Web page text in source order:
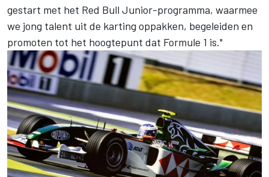
gestart met het Red Bull Junior-programma, waarmee
we jong talent uit de karting oppakken, begeleiden en
promoten tot het hoogtepunt dat Formule 1 is."